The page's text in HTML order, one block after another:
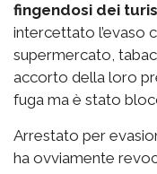
fingendosi dei
intercettato l’evaso
supermercato,
accorto della loro
fuga ma è stato
Arrestato per
ha ovviamente